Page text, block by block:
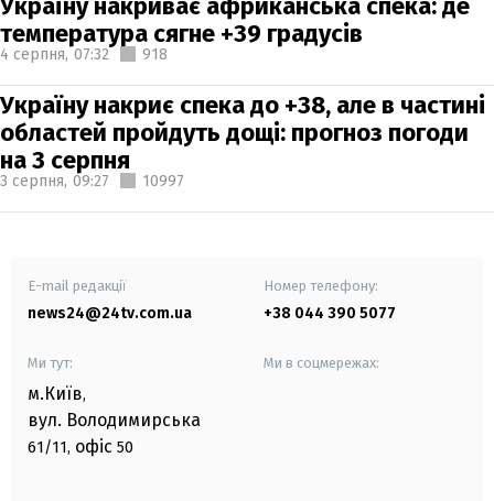
температура сягне +39 градусів
4 серпня, 07:32 918
Україну накриє спека до +38, але в частині
областей пройдуть дощі: прогноз погоди
на 3 серпня
3 серпня, 09:27 10997
E-mail редакції
news24@24tv.com.ua
Номер телефону:
+38 044 390 5077
Ми тут:
м.Київ,
вул. Володимирська
61/11, офіс 50
Ми в соцмережах: